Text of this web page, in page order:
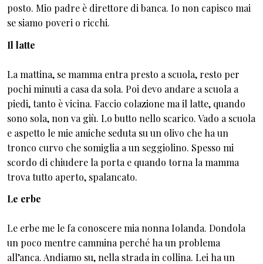
posto. Mio padre è direttore di banca. Io non capisco mai
se siamo poveri o ricchi.
Il latte
La mattina, se mamma entra presto a scuola, resto per
pochi minuti a casa da sola. Poi devo andare a scuola a
piedi, tanto è vicina. Faccio colazione ma il latte, quando
sono sola, non va giù. Lo butto nello scarico. Vado a scuola
e aspetto le mie amiche seduta su un olivo che ha un
tronco curvo che somiglia a un seggiolino. Spesso mi
scordo di chiudere la porta e quando torna la mamma
trova tutto aperto, spalancato.
Le erbe
Le erbe me le fa conoscere mia nonna Iolanda. Dondola
un poco mentre cammina perché ha un problema
all’anca. Andiamo su, nella strada in collina. Lei ha un